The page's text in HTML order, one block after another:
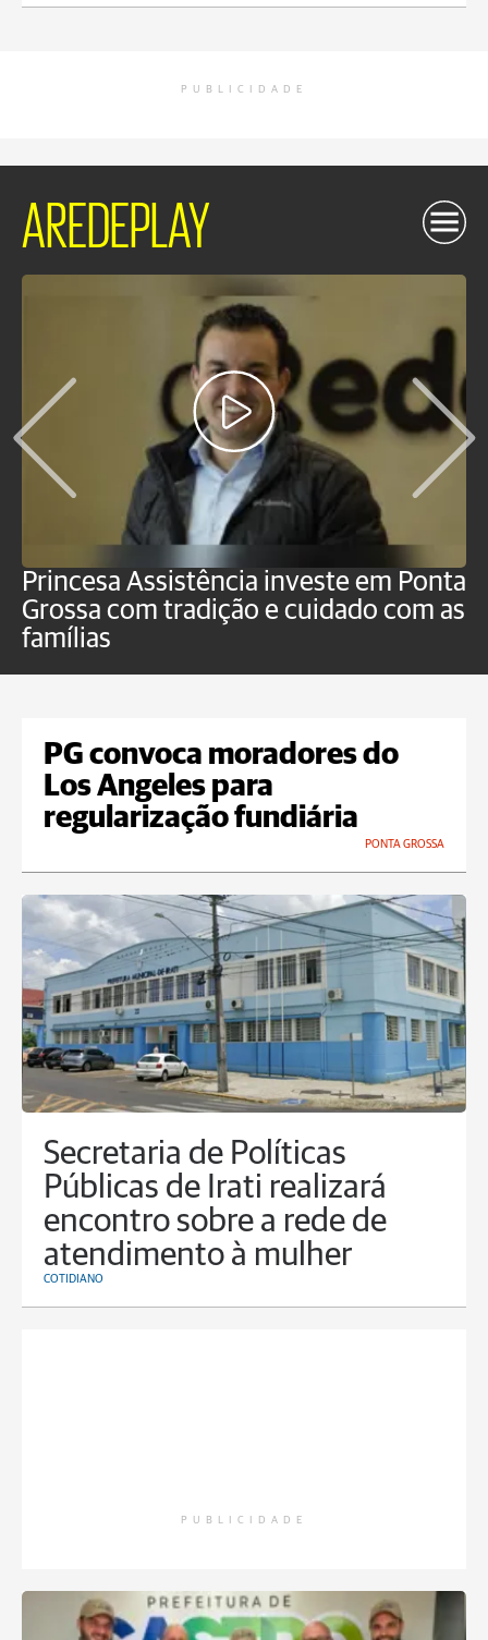
PUBLICIDADE
AREDEPLAY
Princesa Assistência investe em Ponta
Grossa com tradição e cuidado com as
famílias
PG convoca moradores do
Los Angeles para
regularização fundiária
PONTA GROSSA
Secretaria de Políticas
Públicas de Irati realizará
encontro sobre a rede de
atendimento à mulher
COTIDIANO
PUBLICIDADE